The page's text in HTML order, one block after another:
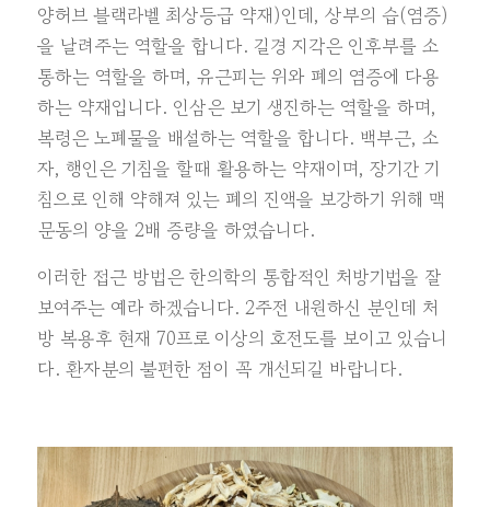
양허브 블랙라벨 최상등급 약재)인데, 상부의 습(염증)
을 날려주는 역할을 합니다. 길경 지각은 인후부를 소
통하는 역할을 하며, 유근피는 위와 폐의 염증에 다용
하는 약재입니다. 인삼은 보기 생진하는 역할을 하며,
복령은 노폐물을 배설하는 역할을 합니다. 백부근, 소
자, 행인은 기침을 할때 활용하는 약재이며, 장기간 기
침으로 인해 약해져 있는 폐의 진액을 보강하기 위해 맥
문동의 양을 2배 증량을 하였습니다.
이러한 접근 방법은 한의학의 통합적인 처방기법을 잘
보여주는 예라 하겠습니다. 2주전 내원하신 분인데 처
방 복용후 현재 70프로 이상의 호전도를 보이고 있습니
다. 환자분의 불편한 점이 꼭 개선되길 바랍니다.